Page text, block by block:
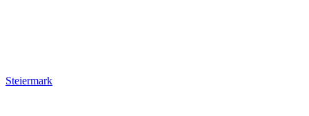
Steiermark